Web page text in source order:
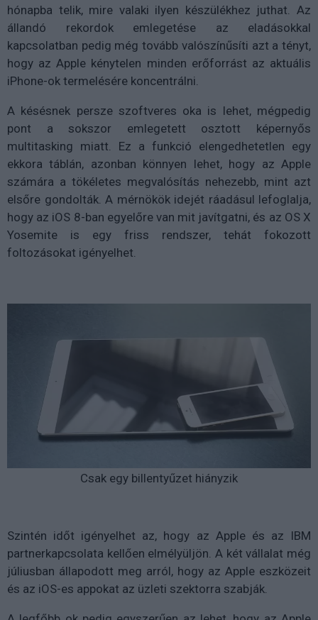
hónapba telik, mire valaki ilyen készülékhez juthat. Az
állandó rekordok emlegetése az eladásokkal
kapcsolatban pedig még tovább valószínűsíti azt a tényt,
hogy az Apple kénytelen minden erőforrást az aktuális
iPhone-ok termelésére koncentrálni.
A késésnek persze szoftveres oka is lehet, mégpedig
pont a sokszor emlegetett osztott képernyős
multitasking miatt. Ez a funkció elengedhetetlen egy
ekkora táblán, azonban könnyen lehet, hogy az Apple
számára a tökéletes megvalósítás nehezebb, mint azt
elsőre gondolták. A mérnökök idejét ráadásul lefoglalja,
hogy az iOS 8-ban egyelőre van mit javítgatni, és az OS X
Yosemite is egy friss rendszer, tehát fokozott
foltozásokat igényelhet.
Csak egy billentyűzet hiányzik
Szintén időt igényelhet az, hogy az Apple és az IBM
partnerkapcsolata kellően elmélyüljön. A két vállalat még
júliusban állapodott meg arról, hogy az Apple eszközeit
és az iOS-es appokat az üzleti szektorra szabják.